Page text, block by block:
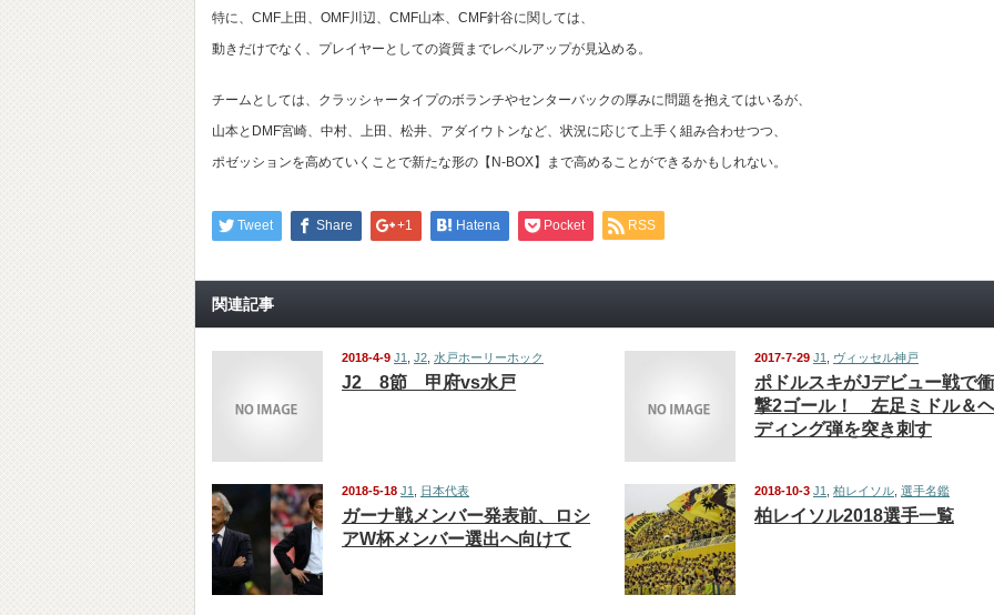
特に、CMF上田、OMF川辺、CMF山本、CMF針谷に関しては、
動きだけでなく、プレイヤーとしての資質までレベルアップが見込める。
チームとしては、クラッシャータイプのボランチやセンターバックの厚みに問題を抱えてはいるが、
山本とDMF宮崎、中村、上田、松井、アダイウトンなど、状況に応じて上手く組み合わせつつ、
ポゼッションを高めていくことで新たな形の【N-BOX】まで高めることができるかもしれない。
Tweet Share +1 Hatena Pocket RSS
関連記事
2018-4-9 J1 J2 水戸ホーリーホック
J2 8節 甲府vs水戸
2017-7-29 J1 ヴィッセル神戸
ポドルスキがJデビュー戦で衝
撃2ゴール！ 左足ミドル＆ヘ
ディング弾を突き刺す
2018-5-18 J1 日本代表
ガーナ戦メンバー発表前、ロシ
アW杯メンバー選出へ向けて
2018-10-3 J1 柏レイソル 選手名鑑
柏レイソル2018選手一覧